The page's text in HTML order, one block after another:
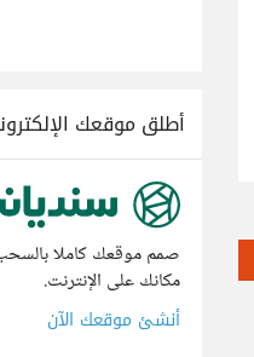
أطلق موقعك
صمم موقعك كاملا
مكانك على الإنترنت.
أنشئ موقعك الآن